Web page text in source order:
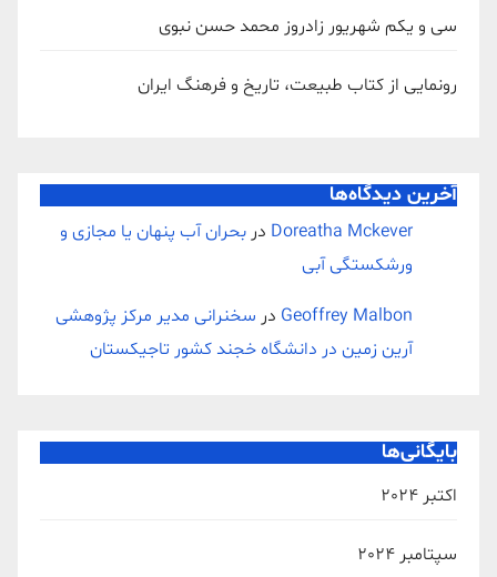
سی و یکم شهریور زادروز محمد حسن نبوی
رونمایی از کتاب طبیعت، تاریخ و فرهنگ ایران
آخرین دیدگاه‌ها
Doreatha Mckever در بحران آب پنهان یا مجازی و
ورشکستگی آبی
Geoffrey Malbon در سخنرانی مدیر مرکز پژوهشی
آرین زمین در دانشگاه خجند کشور تاجیکستان
بایگانی‌ها
اکتبر 2024
سپتامبر 2024